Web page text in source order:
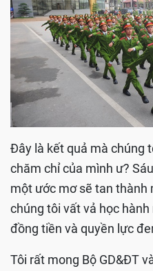
Đây là kết quả mà chúng
chăm chỉ của mình ư?
một ước mơ sẽ tan thành
chúng tôi vất vả học
đồng tiền và quyền lực
Tôi rất mong Bộ GD&ĐT